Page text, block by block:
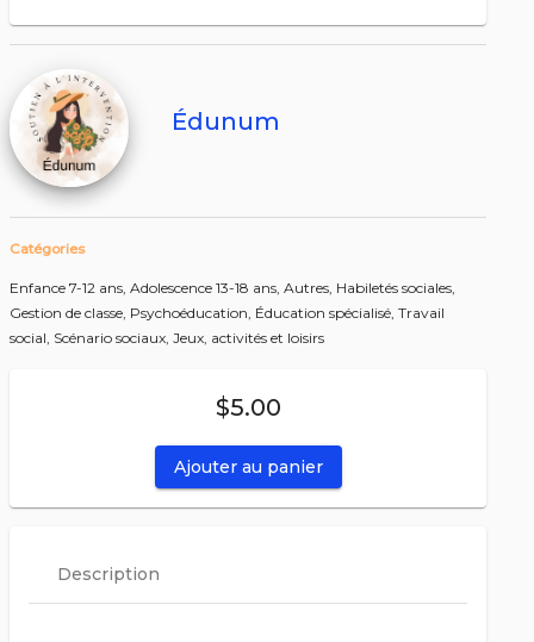
Catégories
Enfance 7-12 ans, Adolescence 13-18 ans, Autres, Habiletés sociales,
Gestion de classe, Psychoéducation, Éducation spécialisé, Travail
social, Scénario sociaux, Jeux, activités et loisirs
$5.00
Ajouter au panier
Édunum
Description